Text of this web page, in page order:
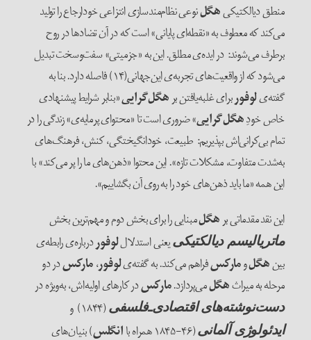
منطق دیالکتیکیهگلنوعی نظام‌‌مندسازی انتزاعی خودارجاع را تولید
می‌‌کند که معطوف به «نقطه‌‌ای پایانی» است که در آن تضادها در روح
برطرف می‌‌شوند: در ایده‌‌ی مطلق. این به «جزمیتی» سفت‌‌وسخت تبدیل
می‌شود که از واقعیت‌‌های تجربه‌‌ی این‌‌جهانی(۱۴) فاصله دارد. بنا به
گفته‌‌یلوفوربرای غلبه‌‌یافتن برهگل‌‌گرایی«بنابر شرایط پیشنهادی
خاص خودِهگل‌‌گرایی» ضروری است تا «محتوای پرمایه‌‌ی» زندگی را در
تمام بی‌‌کرانی‌‌اش بپذیریم: طبیعت، خودانگیختگی، کنش، فرهنگ‌‌های
به‌شدت متفاوت، مشکلات تازه». این محتوا «ذهن‌‌های ما را پر می‌‌کند» با
این همه «ما باید ذهن‌های خود را به روی آن بگشاییم».
این نقد مقدماتی برهگلمبنایی را برای بخش دوم و مهم‌‌ترین بخش
ماتریالیسم دیالکتیکییعنی استدلاللوفوردرباره‌‌ی رابطه‌‌ی
بینهگلومارکسفراهم می‌کند. به گفته‌‌یلوفور،مارکسدر دو
مرحله به میراثهگلمی‌‌پردازد.مارکسدر کارهای اولیه‌‌اش، به‌ویژه در
دست‌‌نوشته‌‌های اقتصادی‌ـ‌فلسفی(۱۸۴۴) و
ایدئولوژی آلمانی(۴۶-۱۸۴۵ همراه با انگلس) بنیان‌‌های